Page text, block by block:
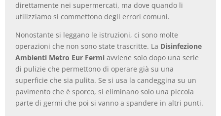
direttamente nei supermercati, ma dove quando li
utilizziamo si commettono degli errori comuni.
Nonostante si leggano le istruzioni, ci sono molte
operazioni che non sono state trascritte. La Disinfezione
Ambienti Metro Eur Fermi avviene solo dopo una serie
di pulizie che permettono di operare già su una
superficie che sia pulita. Se si usa la candeggina su un
pavimento che è sporco, si eliminano solo una piccola
parte di germi che poi si vanno a spandere in altri punti.